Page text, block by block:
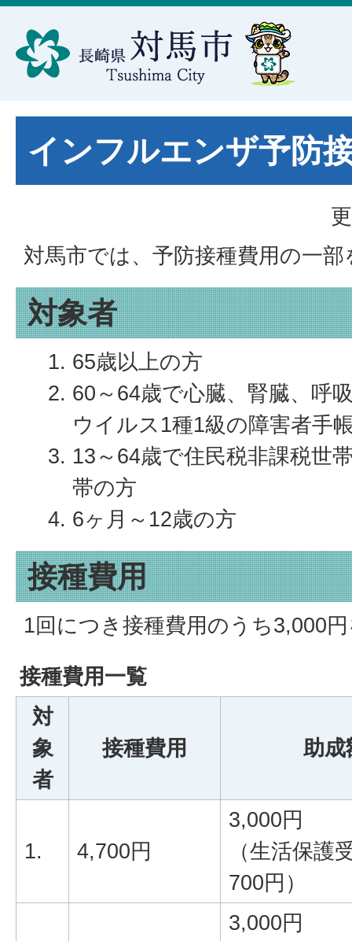
インフルエンザ予防
対馬市では、予防接種費用の一
対象者
65歳以上の方
60～64歳で心臓、腎臓、呼
ウイルス1種1級の障害者手
13～64歳で住民税非課税世
帯の方
6ヶ月～12歳の方
接種費用
1回につき接種費用のうち3,000
接種費用一覧
対
象
者
接種費用 助成
1. 4,700円
3,000円
（生活保護
700円）
3,000円